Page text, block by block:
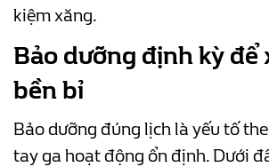
kiệm xăng.
Bảo dưỡng định kỳ để
bền bỉ
Bảo dưỡng đúng lịch là yếu tố
tay ga hoạt động ổn định. Dưới